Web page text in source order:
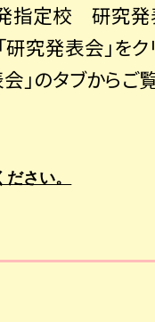
指定校 研究発
究発表会」をク
」のタブからご
さい。